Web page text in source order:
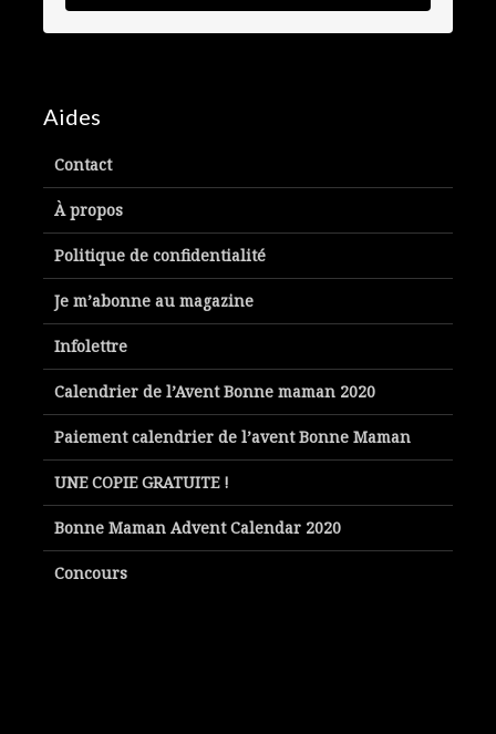
Aides
Contact
À propos
Politique de confidentialité
Je m’abonne au magazine
Infolettre
Calendrier de l’Avent Bonne maman 2020
Paiement calendrier de l’avent Bonne Maman
UNE COPIE GRATUITE !
Bonne Maman Advent Calendar 2020
Concours